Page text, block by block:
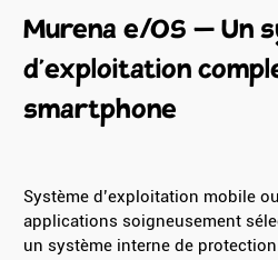
Murena e/OS – Un
d’exploitation
smartphone
Système d’exploitation mobile
applications soigneusement
un système interne de